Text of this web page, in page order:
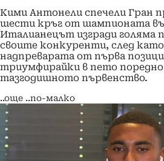
Кими Антонели спечели Гран
шести кръг от шампионата
Италианецът изгради голяма
своите конкуренти, след като
надпреварата от първа
триумфирайки в пето
тазгодишното първенство.
..още ..по-малко